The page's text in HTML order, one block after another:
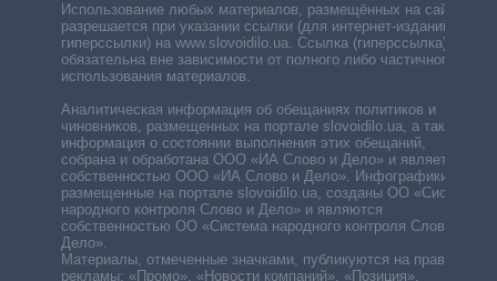
Использование любых материалов, размещённых на сайте,
разрешается при указании ссылки (для интернет-изданий —
гиперссылки) на www.slovoidilo.ua. Ссылка (гиперссылка)
обязательна вне зависимости от полного либо частичного
использования материалов.
Аналитическая информация об обещаниях политиков и
чиновников, размещенных на портале slovoidilo.ua, а также
информация о состоянии выполнения этих обещаний,
собрана и обработана ООО «ИА Слово и Дело» и является
собственностью ООО «ИА Слово и Дело». Инфографики,
размещенные на портале slovoidilo.ua, созданы ОО «Система
народного контроля Слово и Дело» и являются
собственностью ОО «Система народного контроля Слово и
Дело».
Материалы, отмеченные значками, публикуются на правах
рекламы: «Промо», «Новости компаний», «Позиция»,